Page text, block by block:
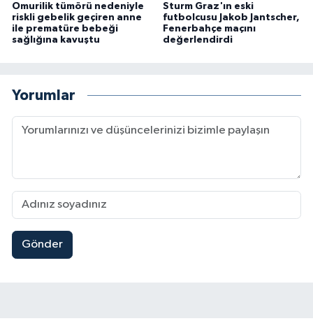
Omurilik tümörü nedeniyle
riskli gebelik geçiren anne
ile prematüre bebeği
sağlığına kavuştu
Sturm Graz'ın eski
futbolcusu Jakob Jantscher,
Fenerbahçe maçını
değerlendirdi
Yorumlar
Gönder